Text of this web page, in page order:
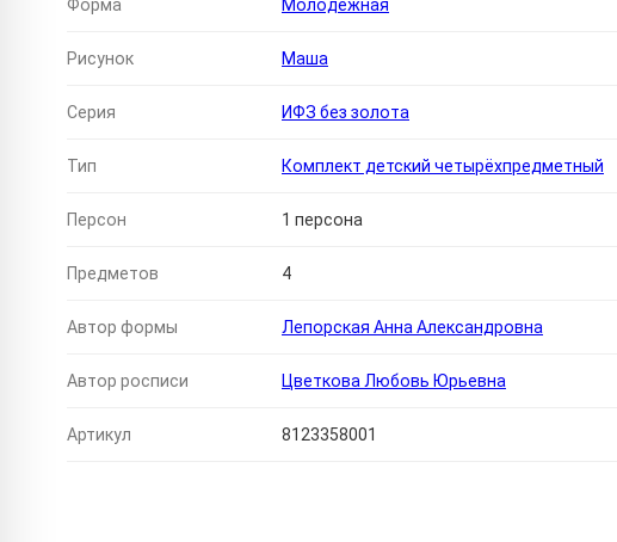
Форма Молодежная
Рисунок Маша
Серия ИФЗ без золота
Тип Комплект детский четырёхпредметный
Персон 1 персона
Предметов 4
Автор формы Лепорская Анна Александровна
Автор росписи Цветкова Любовь Юрьевна
Артикул 8123358001